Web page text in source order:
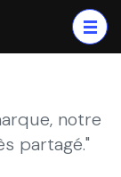
notre
partagé."